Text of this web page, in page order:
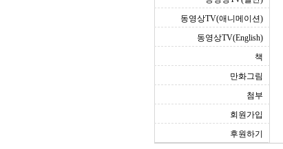
동영상TV(애니메이션)
동영상TV(English)
책
만화그림
첨부
회원가입
후원하기